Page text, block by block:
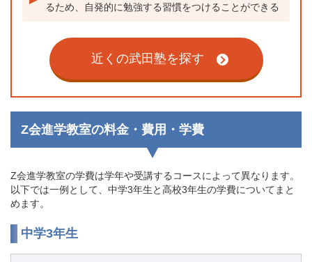
るため、自発的に勉強する習慣をつけることができる
近くの武田塾を探す
Z会進学教室の料金・費用・学費
Z会進学教室の学費は学年や受講するコースによって異なります。
以下では一例として、中学3年生と高校3年生の学費についてまと
めます。
中学3年生